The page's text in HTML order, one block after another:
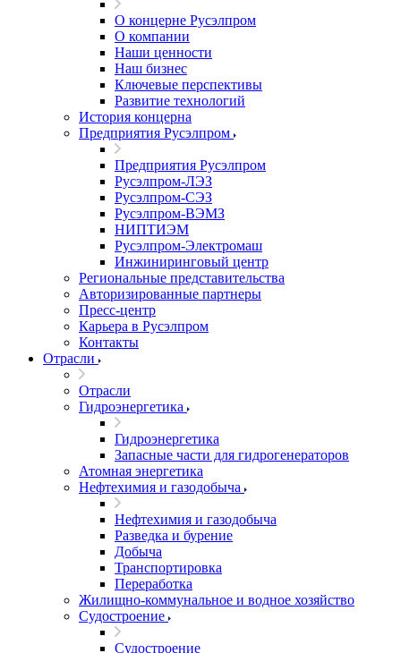
О концерне Русэлпром
О компании
Наши ценности
Наш бизнес
Ключевые перспективы
Развитие технологий
История концерна
Предприятия Русэлпром
Предприятия Русэлпром
Русэлпром-ЛЭЗ
Русэлпром-СЭЗ
Русэлпром-ВЭМЗ
НИПТИЭМ
Русэлпром-Электромаш
Инжиниринговый центр
Региональные представительства
Авторизированные партнеры
Пресс-центр
Карьера в Русэлпром
Контакты
Отрасли
Отрасли
Гидроэнергетика
Гидроэнергетика
Запасные части для гидрогенераторов
Атомная энергетика
Нефтехимия и газодобыча
Нефтехимия и газодобыча
Разведка и бурение
Добыча
Транспортировка
Переработка
Жилищно-коммунальное и водное хозяйство
Судостроение
Судостроение